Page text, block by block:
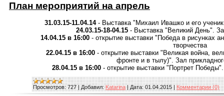
План мероприятий на апрель
31.03.15-11.04.14- Выставка "Михаил Ивашко и его
24.03.15-18-04.15 - Выставка "Великий День".
14.04.15 в 16:00 - открытие выставки "Победа в рисунках
творчества
22.04.15 в 16:00 - открытие выставки "Великая война,
фронте и в тылу)". Зал
28.04.15 в 16:00 - открытие выставки "Портрет
Просмотров: 727 | Добавил: Katarina | Дата: 01.04.2015 | Комментарии (0)